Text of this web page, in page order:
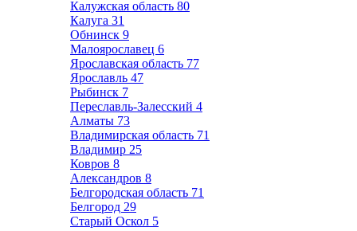
Калужская область 80
Калуга 31
Обнинск 9
Малоярославец 6
Ярославская область 77
Ярославль 47
Рыбинск 7
Переславль-Залесский 4
Алматы 73
Владимирская область 71
Владимир 25
Ковров 8
Александров 8
Белгородская область 71
Белгород 29
Старый Оскол 5